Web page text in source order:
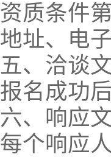
资质条件
地址、电
五、洽谈
报名成功
六、响应
每个响应